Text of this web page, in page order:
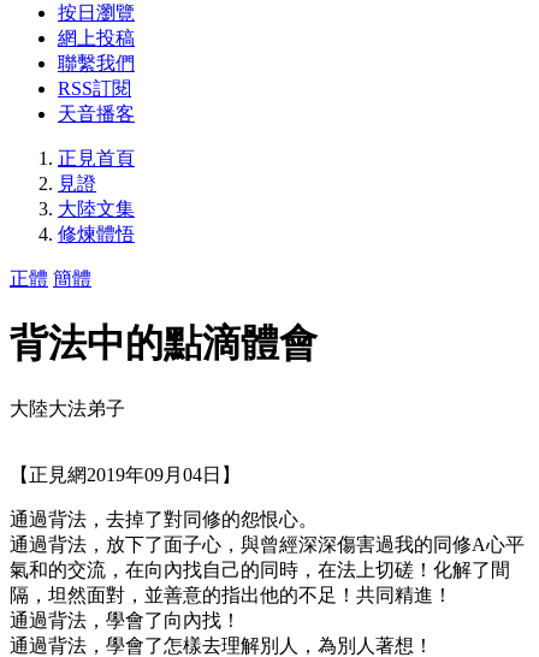
按日瀏覽
網上投稿
聯繫我們
RSS訂閱
天音播客
正見首頁
見證
大陸文集
修煉體悟
正體 簡體
背法中的點滴體會
大陸大法弟子
【正見網2019年09月04日】
通過背法，去掉了對同修的怨恨心。
通過背法，放下了面子心，與曾經深深傷害過我的同修A心平
氣和的交流，在向內找自己的同時，在法上切磋！化解了間
隔，坦然面對，並善意的指出他的不足！共同精進！
通過背法，學會了向內找！
通過背法，學會了怎樣去理解別人，為別人著想！